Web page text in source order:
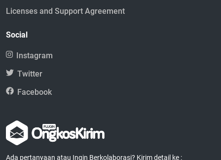
Licenses and Support Agreement
Social
Instagram
Twitter
Facebook
Ada pertanyaan atau Ingin Berkolaborasi? Kirim detail ke :